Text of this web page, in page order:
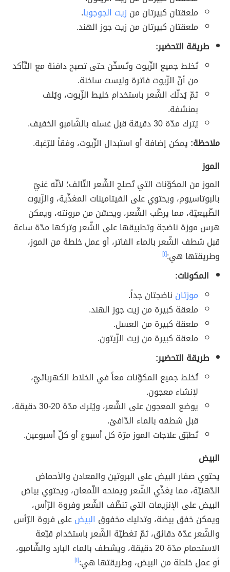
ملعقتان كبيرتان من زيت الجوجوبا.
ملعقتان كبيرتان من زيت جوز الهند.
طريقة التحضير:
تُخلط جميع الزّيوت وتُسخّن حتى تصبح دافئة مع التّأكد
من أنّ الزّيوت فاترة وليست ساخنة.
ثمّ يُدلّك الشّعر باستخدام خليط الزّيوت، ويُلف
بمنشفة.
يُترك مدّة 30 دقيقة قبل غسله بالشّامبو الخفيف.
ملاحظة: يمكن إضافة أو استبدال الزّيوت، وفقاً للرّغبة.
الموز
الموز من المكوّنات التي تُصلح الشّعر التّالف؛ لأنّه غنيّ
بالبوتاسيوم، ويحتوي على الفيتامينات المغذّية، والزّيوت
الطّبيعيّة، مما يرطّب الشّعر، ويحسّن من مرونته، ويمكن
هرس موزة ناضجة وتطبيقها على الشّعر وتركها مدّة ساعة
قبل شطف الشّعر بالماء الفاتر، أو عمل خلطة من الموز،
وطريقتها هي:[١]
المكونات:
موزتان ناضجتان جداً.
ملعقة كبيرة من زيت جوز الهند.
ملعقة كبيرة من العسل.
ملعقة كبيرة من زيت الزّيتون.
طريقة التحضير:
تُخلط جميع المكوّنات معاً في الخلاط الكهربائيّ،
لإنشاء معجون.
يوضع المعجون على الشّعر، ويُترك مدّة 20-30 دقيقة،
قبل شطفه بالماء الدّافئ.
تُطبّق علاجات الموز مرّة كل أسبوع أو كلّ أسبوعين.
البيض
يحتوي صفار البيض على البروتين والمعادن والأحماض
الدّهنيّة، مما يغذّي الشّعر ويمنحه اللّمعان، ويحتوي بياض
البيض على الإنزيمات التي تنظّف الشّعر وفروة الرّأس،
ويمكن خفق بيضة، وتدليك مخفوق البيضعلى فروة الرّأس
والشّعر عدّة دقائق، ثمّ تغطيّة الشّعر باستخدام قبّعة
الاستحمام مدّة 20 دقيقة، ويشطف بالماء البارد والشّامبو،
أو عمل خلطة من البيض، وطريقتها هي:[١]